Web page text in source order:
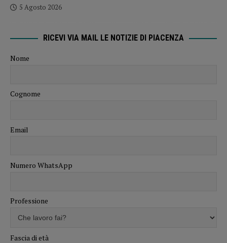
5 Agosto 2026
RICEVI VIA MAIL LE NOTIZIE DI PIACENZA
Nome
Cognome
Email
Numero WhatsApp
Professione
Fascia di età